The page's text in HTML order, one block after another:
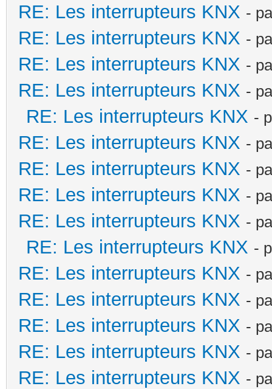
RE: Les interrupteurs KNX -
RE: Les interrupteurs KNX -
RE: Les interrupteurs KNX -
RE: Les interrupteurs KNX -
RE: Les interrupteurs KNX -
RE: Les interrupteurs KNX -
RE: Les interrupteurs KNX -
RE: Les interrupteurs KNX -
RE: Les interrupteurs KNX -
RE: Les interrupteurs KNX -
RE: Les interrupteurs KNX -
RE: Les interrupteurs KNX -
RE: Les interrupteurs KNX -
RE: Les interrupteurs KNX -
RE: Les interrupteurs KNX -